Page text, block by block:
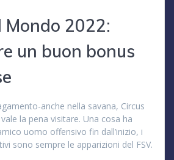
Mondo 2022:
un buon bonus
anche nella savana, Circus
la pena visitare. Una cosa ha
uomo offensivo fin dall’inizio, i
sono sempre le apparizioni del FSV.